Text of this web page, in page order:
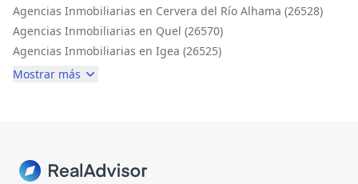
Agencias Inmobiliarias en Cervera del Río Alhama (26528)
Agencias Inmobiliarias en Quel (26570)
Agencias Inmobiliarias en Igea (26525)
Mostrar más